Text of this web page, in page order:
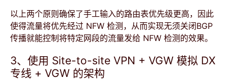
以上两个原则确保了手工输入的路由表优先级更高，因此
使得流量将优先经过 NFW 检测，从而实现无须关闭BGP
传播就能控制将特定网段的流量发给 NFW 检测的效果。
3、使用 Site-to-site VPN + VGW 模拟 DX
专线 + VGW 的架构